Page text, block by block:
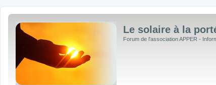
Le solaire à la
Forum de l'association APPER -